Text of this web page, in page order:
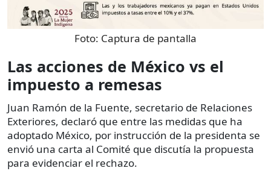
Foto: Captura de pantalla
Las acciones de México vs el
impuesto a remesas
Juan Ramón de la Fuente, secretario de Relaciones
Exteriores, declaró que entre las medidas que ha
adoptado México, por instrucción de la presidenta se
envió una carta al Comité que discutía la propuesta
para evidenciar el rechazo.